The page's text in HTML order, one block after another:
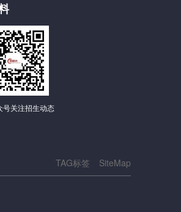
号关注招生动态
SiteMap
TAG标签